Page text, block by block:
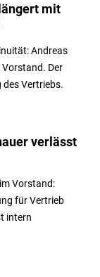
mit
Andreas
Der
Vertriebs.
verlässt
Vorstand:
für Vertrieb
intern